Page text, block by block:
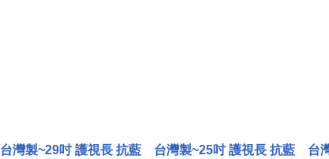
台灣製~29吋 護視長 抗藍
台灣製~25吋 護視長 抗藍
台